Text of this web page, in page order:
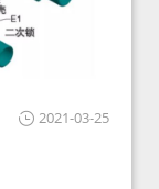
2021-03-25